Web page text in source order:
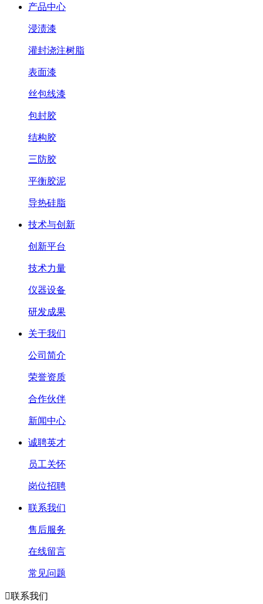
产品中心
浸渍漆
灌封浇注树脂
表面漆
丝包线漆
包封胶
结构胶
三防胶
平衡胶泥
导热硅脂
技术与创新
创新平台
技术力量
仪器设备
研发成果
关于我们
公司简介
荣誉资质
合作伙伴
新闻中心
诚聘英才
员工关怀
岗位招聘
联系我们
售后服务
在线留言
常见问题
联系我们